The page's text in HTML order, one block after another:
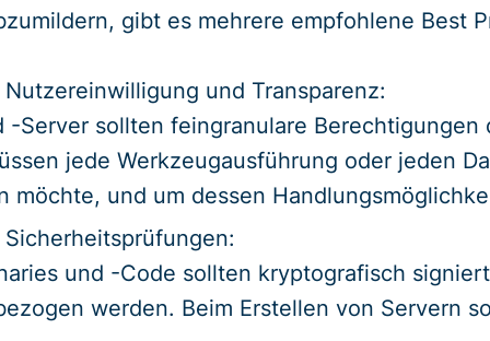
gibt es mehrere empfohlene Best
und Transparenz:
-Server sollten feingranulare
jede Werkzeugausführung oder jeden
möchte, und um dessen
und -Code sollten kryptografisch
werden. Beim Erstellen von Servern